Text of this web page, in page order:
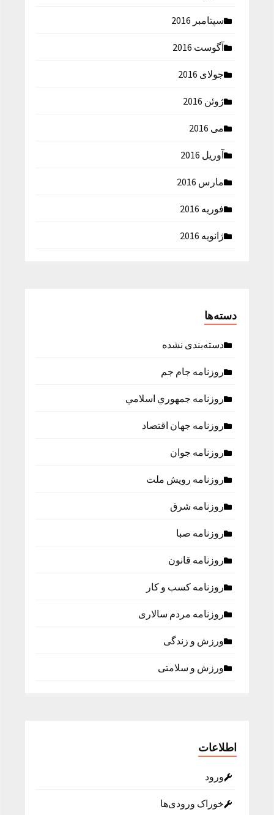
سپتامبر 2016
آگوست 2016
جولای 2016
ژوئن 2016
می 2016
آوریل 2016
مارس 2016
فوریه 2016
ژانویه 2016
دسته‌ها
دسته‌بندی نشده
روزنامه جام جم
روزنامه جمهوري اسلامي
روزنامه جهان اقتصاد
روزنامه جوان
روزنامه رویش ملت
روزنامه شرق
روزنامه صبا
روزنامه قانون
روزنامه كسب و كار
روزنامه مردم سالاری
ورزش و زندگی
ورزش و سلامتی
اطلاعات
ورود
خوراک ورودی‌ها